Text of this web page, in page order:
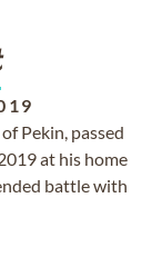
of Pekin, passed
at his home
battle with